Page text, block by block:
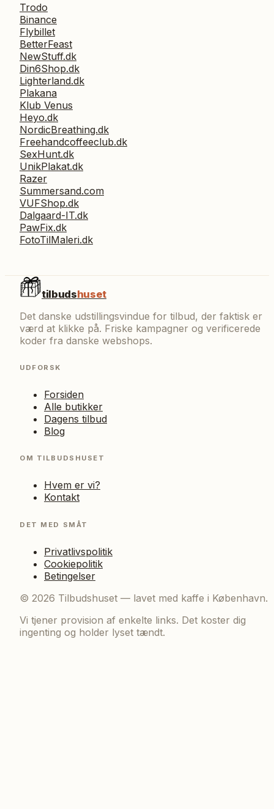
Trodo
Binance
Flybillet
BetterFeast
NewStuff.dk
Din6Shop.dk
Lighterland.dk
Plakana
Klub Venus
Heyo.dk
NordicBreathing.dk
Freehandcoffeeclub.dk
SexHunt.dk
UnikPlakat.dk
Razer
Summersand.com
VUFShop.dk
Dalgaard-IT.dk
PawFix.dk
FotoTilMaleri.dk
tilbudshuset
Det danske udstillingsvindue for tilbud, der faktisk er
værd at klikke på. Friske kampagner og verificerede
koder fra danske webshops.
UDFORSK
Forsiden
Alle butikker
Dagens tilbud
Blog
OM TILBUDSHUSET
Hvem er vi?
Kontakt
DET MED SMÅT
Privatlivspolitik
Cookiepolitik
Betingelser
© 2026 Tilbudshuset — lavet med kaffe i København.
Vi tjener provision af enkelte links. Det koster dig
ingenting og holder lyset tændt.